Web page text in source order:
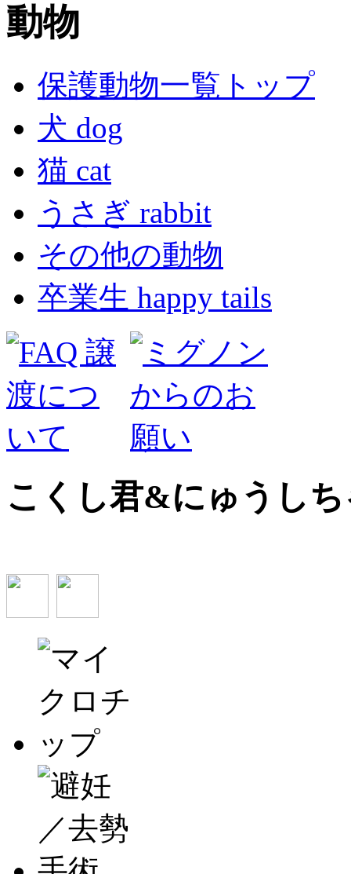
保護動物一覧トップ
犬 dog
猫 cat
うさぎ rabbit
その他の動物
卒業生 happy tails
こくし君&にゅうし